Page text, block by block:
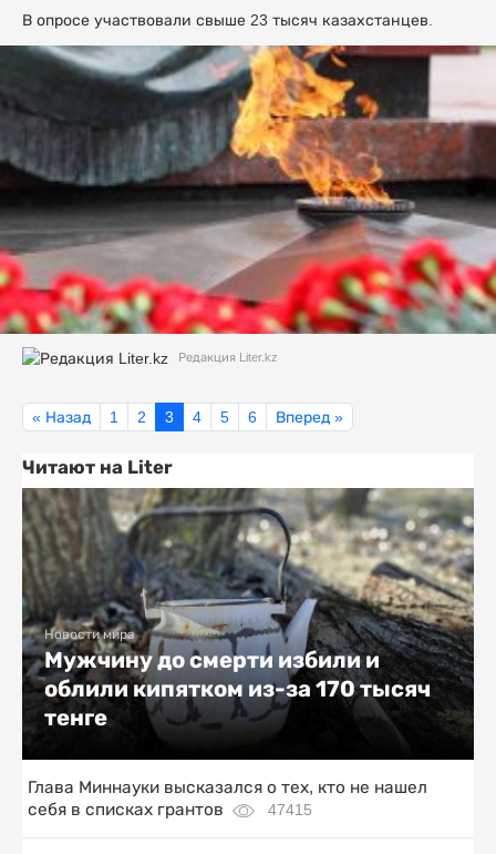
В опросе участвовали свыше 23 тысяч казахстанцев.
Редакция Liter.kz
« Назад 1 2 3 4 5 6 Вперед »
Читают на Liter
Новости мира
Мужчину до смерти избили и
облили кипятком из-за 170 тысяч
тенге
Глава Миннауки высказался о тех, кто не нашел
себя в списках грантов
47415